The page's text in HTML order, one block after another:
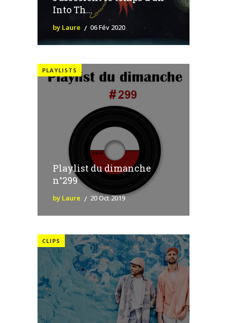
Into Th...
by Laure 06 Fév 2020
PLAYLISTS
Playlist du dimanche
n°299
by Laure 20 Oct 2019
CLIPS